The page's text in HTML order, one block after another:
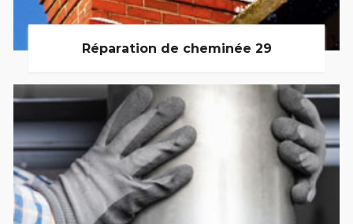
Réparation de cheminée 29